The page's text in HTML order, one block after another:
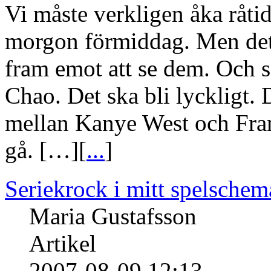
Vi måste verkligen åka
morgon förmiddag. Men
fram emot att se dem. Och
Chao. Det ska bli lyckligt.
mellan Kanye West och
gå. […][...]
Seriekrock i mitt
Maria Gustafsson
Artikel